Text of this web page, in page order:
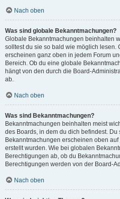
Nach oben
Was sind globale Bekanntmachungen?
Globale Bekanntmachungen beinhalten
solltest du sie so bald wie möglich lesen.
erscheinen ganz oben in jedem Forum
Bereich. Ob du eine globale
hängt von den durch die Board-
ab.
Nach oben
Was sind Bekanntmachungen?
Bekanntmachungen beinhalten meist
des Boards, in dem du dich befindest. Du
Bekanntmachungen erscheinen oben
erstellt wurden. Wie bei globalen
Berechtigungen ab, ob du
Berechtigungen werden von der Board-
Nach oben